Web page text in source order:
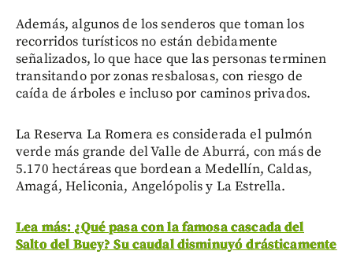
Además, algunos de los senderos que toman los
recorridos turísticos no están debidamente
señalizados, lo que hace que las personas terminen
transitando por zonas resbalosas, con riesgo de
caída de árboles e incluso por caminos privados.
La Reserva La Romera es considerada el pulmón
verde más grande del Valle de Aburrá, con más de
5.170 hectáreas que bordean a Medellín, Caldas,
Amagá, Heliconia, Angelópolis y La Estrella.
Lea más: ¿Qué pasa con la famosa cascada del
Salto del Buey? Su caudal disminuyó drásticamente